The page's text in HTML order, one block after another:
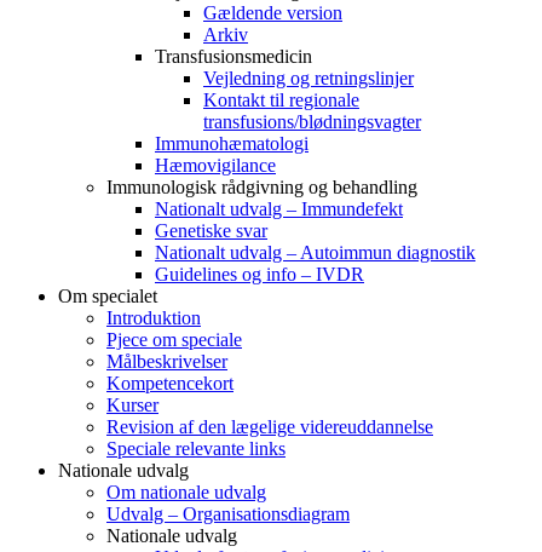
Gældende version
Arkiv
Transfusionsmedicin
Vejledning og retningslinjer
Kontakt til regionale
transfusions/blødningsvagter
Immunohæmatologi
Hæmovigilance
Immunologisk rådgivning og behandling
Nationalt udvalg – Immundefekt
Genetiske svar
Nationalt udvalg – Autoimmun diagnostik
Guidelines og info – IVDR
Om specialet
Introduktion
Pjece om speciale
Målbeskrivelser
Kompetencekort
Kurser
Revision af den lægelige videreuddannelse
Speciale relevante links
Nationale udvalg
Om nationale udvalg
Udvalg – Organisationsdiagram
Nationale udvalg